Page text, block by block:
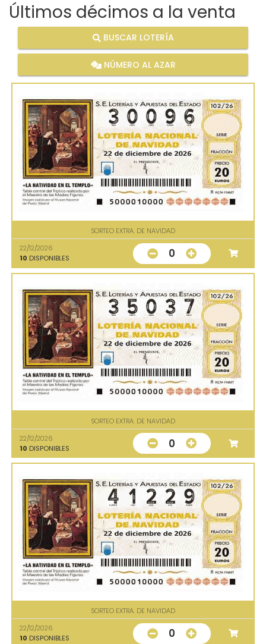
Últimos décimos a la venta
BUSCAR LOTERÍA
NÚMERO AL AZAR
SORTEO EXTRA. DE NAVIDAD
22/12/2026
10 DISPONIBLES 0
SORTEO EXTRA. DE NAVIDAD
22/12/2026
10 DISPONIBLES 0
SORTEO EXTRA. DE NAVIDAD
22/12/2026
10 DISPONIBLES 0